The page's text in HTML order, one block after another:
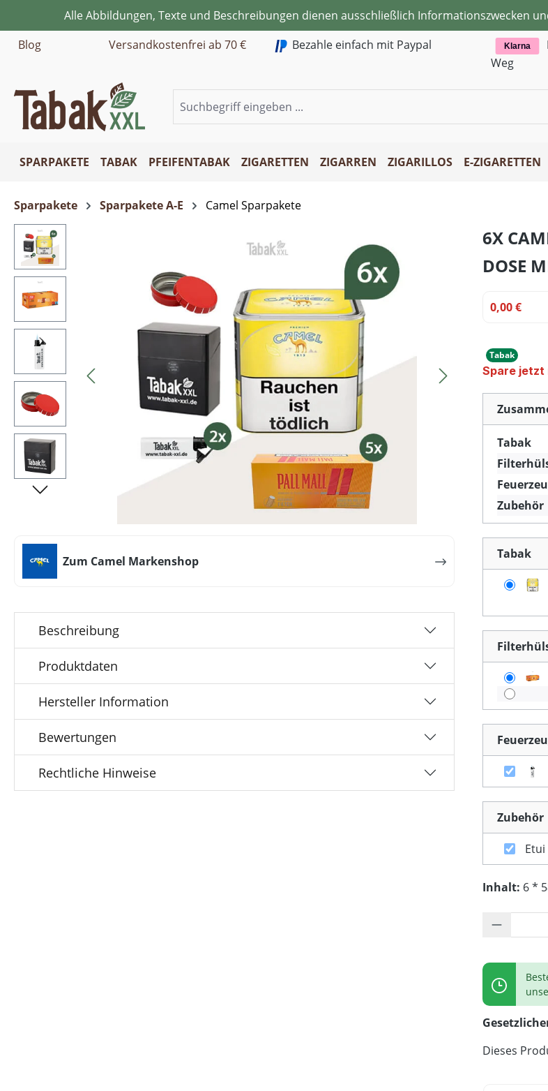
Hauptinhalt springen
Zur Suche springen
Zur Hauptnavigation springen
Alle Abbildungen, Texte und Beschreibungen dienen ausschließlich Informationszwecken
Blog
Versandkostenfrei ab 70 € Bezahle einfach mit Paypal Klarna
Weg
SPARPAKETE TABAK PFEIFENTABAK ZIGARETTEN ZIGARREN ZIGARILLOS E-ZIGARETTEN
Sparpakete Sparpakete A-E Camel Sparpakete
Zum Camel Markenshop
Beschreibung
Produktdaten
Hersteller Information
Bewertungen
Rechtliche Hinweise
6X
DOSE
0,00 €
Tabak
Spare jetzt
Tabak
Zubehör
Tabak
Zubehör
Etui
Inhalt: 6 *
Dieses